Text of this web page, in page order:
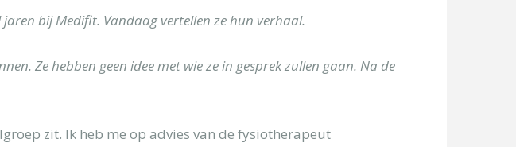
jaren bij Medifit. Vandaag vertellen ze hun verhaal.
Ze hebben geen idee met wie ze in gesprek zullen gaan. Na de
zit. Ik heb me op advies van de fysiotherapeut